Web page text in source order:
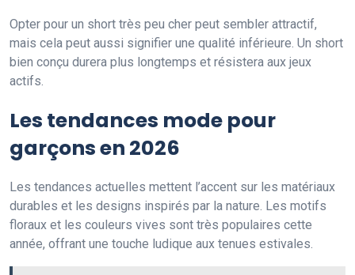
Opter pour un short très peu cher peut sembler attractif,
mais cela peut aussi signifier une qualité inférieure. Un short
bien conçu durera plus longtemps et résistera aux jeux
actifs.
Les tendances mode pour
garçons en 2026
Les tendances actuelles mettent l’accent sur les matériaux
durables et les designs inspirés par la nature. Les motifs
floraux et les couleurs vives sont très populaires cette
année, offrant une touche ludique aux tenues estivales.